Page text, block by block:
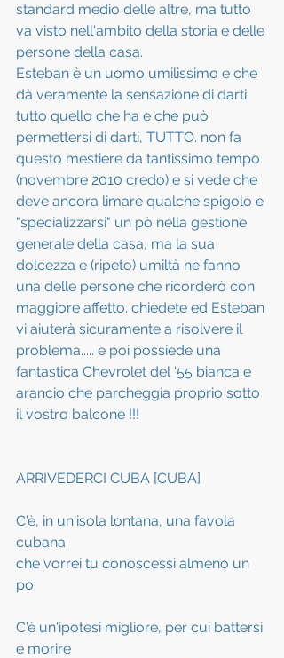
standard medio delle altre, ma tutto
va visto nell'ambito della storia e delle
persone della casa.
Esteban è un uomo umilissimo e che
dà veramente la sensazione di darti
tutto quello che ha e che può
permettersi di darti, TUTTO. non fa
questo mestiere da tantissimo tempo
(novembre 2010 credo) e si vede che
deve ancora limare qualche spigolo e
"specializzarsi" un pò nella gestione
generale della casa, ma la sua
dolcezza e (ripeto) umiltà ne fanno
una delle persone che ricorderò con
maggiore affetto. chiedete ed Esteban
vi aiuterà sicuramente a risolvere il
problema..... e poi possiede una
fantastica Chevrolet del '55 bianca e
arancio che parcheggia proprio sotto
il vostro balcone !!!
ARRIVEDERCI CUBA [CUBA]
C'è, in un'isola lontana, una favola
cubana
che vorrei tu conoscessi almeno un
po'
C'è un'ipotesi migliore, per cui battersi
e morire